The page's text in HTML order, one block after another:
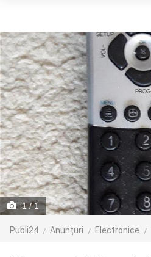
1/ 1
Publi24 Anunțuri Electronice